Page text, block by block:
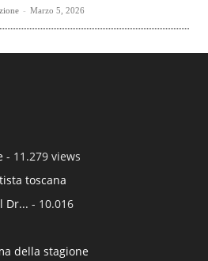
- Marzo 5, 2026
- 11.279 views
toscana
Dr... - 10.016
della stagione